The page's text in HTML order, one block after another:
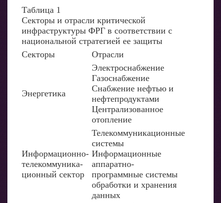
Таблица 1
Секторы и отрасли критической
инфраструктуры ФРГ в соответствии с
национальной стратегией ее защиты
Секторы
Отрасли
Энергетика
Электроснабжение
Газоснабжение
Снабжение нефтью и
нефтепродуктами
Централизованное
отопление
Информационно-
телекоммуника-
ционный сектор
Телекоммуникационные
системы
Информационные
аппаратно-
программные системы
обработки и хранения
данных